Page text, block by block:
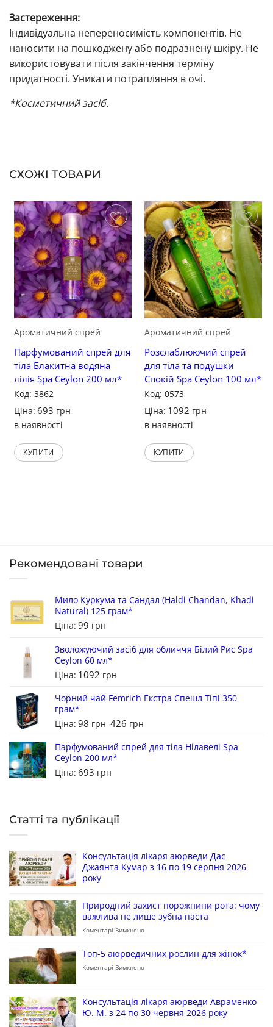
Застереження:
Індивідуальна непереносимість компонентів. Не
наносити на пошкоджену або подразнену шкіру. Не
використовувати після закінчення терміну
придатності. Уникати потрапляння в очі.
*Косметичний засіб.
СХОЖІ ТОВАРИ
Зберегти
Ароматичний спрей
Парфумований спрей для
тіла Блакитна водяна
лілія Spa Ceylon 200 мл*
Код: 3862
Ціна: 693 грн
в наявності
КУПИТИ
Зберегти
Ароматичний спрей
Розслаблюючий спрей
для тіла та подушки
Спокій Spa Ceylon 100 мл*
Код: 0573
Ціна: 1092 грн
в наявності
КУПИТИ
Рекомендовані товари
Мило Куркума та Сандал (Haldi Chandan, Khadi
Natural) 125 грам*
Ціна: 99 грн
Зволожуючий засіб для обличчя Білий Рис Spa
Ceylon 60 мл*
Ціна: 1092 грн
Чорний чай Femrich Екстра Спешл Тіпі 350
грам*
Ціна: 98 грн–426 грн
Парфумований спрей для тіла Нілавелі Spa
Ceylon 200 мл*
Ціна: 693 грн
Статті та публікації
Консультація лікаря аюрведи Дас
Джаянта Кумар з 16 по 19 серпня 2026
року
Природний захист порожнини рота: чому
важлива не лише зубна паста
Коментарі Вимкнено
Топ-5 аюрведичних рослин для жінок*
Коментарі Вимкнено
Консультація лікаря аюрведи Авраменко
Ю. М. з 24 по 30 червня 2026 року